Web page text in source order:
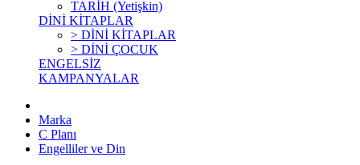
TARİH (Yetişkin)
DİNİ KİTAPLAR
> DİNİ KİTAPLAR
> DİNİ ÇOCUK
ENGELSİZ
KAMPANYALAR
Marka
C Planı
Engelliler ve Din